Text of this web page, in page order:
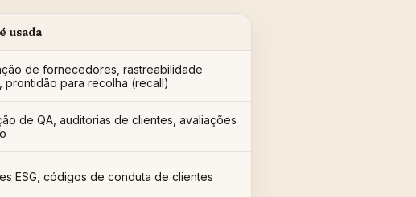
usada
de fornecedores, rastreabilidade
prontidão para recolha (recall)
de QA, auditorias de clientes, avaliações
ESG, códigos de conduta de clientes